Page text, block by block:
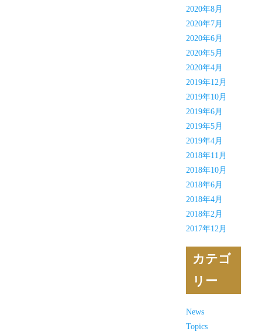
2020年8月
2020年7月
2020年6月
2020年5月
2020年4月
2019年12月
2019年10月
2019年6月
2019年5月
2019年4月
2018年11月
2018年10月
2018年6月
2018年4月
2018年2月
2017年12月
カテゴ
リー
News
Topics